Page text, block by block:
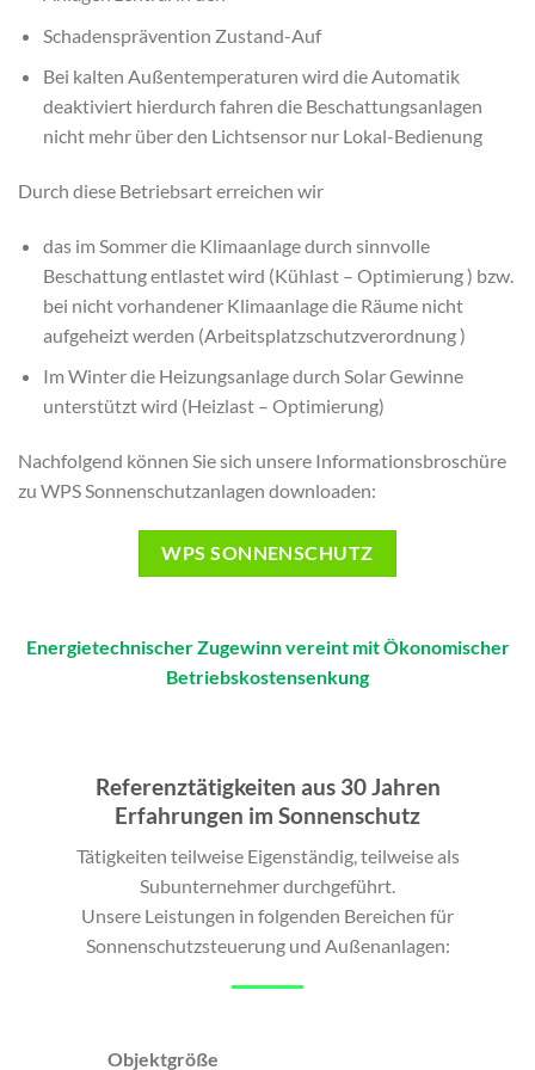
Schadensprävention Zustand-Auf
Bei kalten Außentemperaturen wird die Automatik
deaktiviert hierdurch fahren die Beschattungsanlagen
nicht mehr über den Lichtsensor nur Lokal-Bedienung
Durch diese Betriebsart erreichen wir
das im Sommer die Klimaanlage durch sinnvolle
Beschattung entlastet wird (Kühlast – Optimierung ) bzw.
bei nicht vorhandener Klimaanlage die Räume nicht
aufgeheizt werden (Arbeitsplatzschutzverordnung )
Im Winter die Heizungsanlage durch Solar Gewinne
unterstützt wird (Heizlast – Optimierung)
Nachfolgend können Sie sich unsere Informationsbroschüre
zu WPS Sonnenschutzanlagen downloaden:
WPS SONNENSCHUTZ
Energietechnischer Zugewinn vereint mit Ökonomischer
Betriebskostensenkung
Referenztätigkeiten aus 30 Jahren
Erfahrungen im Sonnenschutz
Tätigkeiten teilweise Eigenständig, teilweise als
Subunternehmer durchgeführt.
Unsere Leistungen in folgenden Bereichen für
Sonnenschutzsteuerung und Außenanlagen: